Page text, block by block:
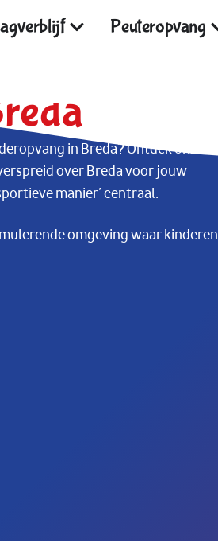
Peuteropvang
in Breda? Ontdek onze
over Breda voor jouw
manier’ centraal.
omgeving waar kinderen